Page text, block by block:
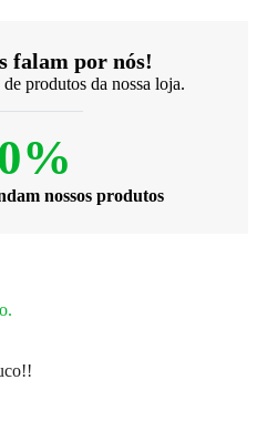
falam por nós!
produtos da nossa loja.
nossos produtos